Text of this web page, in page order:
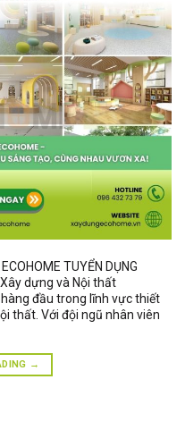
TUYỂN DỤNG
Xây dựng và Nội thất
đầu trong lĩnh vực thiết
thất. Với đội ngũ nhân viên
→